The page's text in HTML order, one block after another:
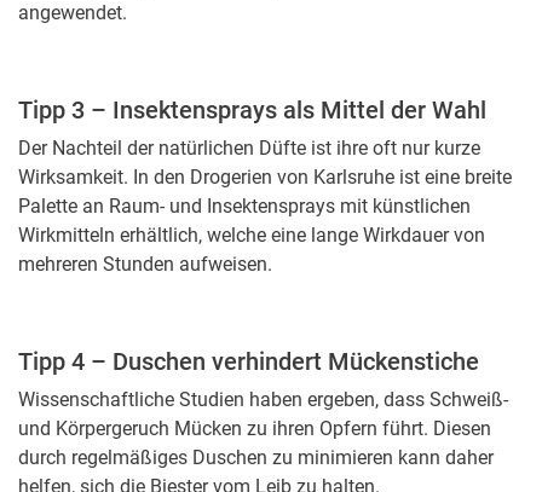
angewendet.
Tipp 3 – Insektensprays als Mittel der Wahl
Der Nachteil der natürlichen Düfte ist ihre oft nur kurze
Wirksamkeit. In den Drogerien von Karlsruhe ist eine breite
Palette an Raum- und Insektensprays mit künstlichen
Wirkmitteln erhältlich, welche eine lange Wirkdauer von
mehreren Stunden aufweisen.
Tipp 4 – Duschen verhindert Mückenstiche
Wissenschaftliche Studien haben ergeben, dass Schweiß-
und Körpergeruch Mücken zu ihren Opfern führt. Diesen
durch regelmäßiges Duschen zu minimieren kann daher
helfen, sich die Biester vom Leib zu halten.